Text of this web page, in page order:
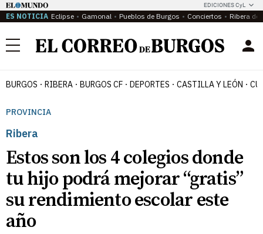
EDICIONES CyL
ES NOTICIA Eclipse Gamonal Pueblos de Burgos Conciertos Ribera del
Menú
BURGOS RIBERA BURGOS CF DEPORTES CASTILLA Y LEÓN
PROVINCIA
Ribera
Estos son los 4 colegios donde
tu hijo podrá mejorar “gratis”
su rendimiento escolar este
año